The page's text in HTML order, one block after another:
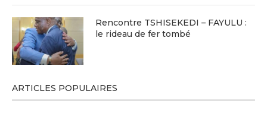
Rencontre TSHISEKEDI – FAYULU :
le rideau de fer tombé
ARTICLES POPULAIRES